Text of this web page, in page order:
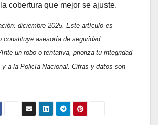
cobertura que mejor se ajuste.
diciembre 2025. Este artículo es
constituye asesoría de seguridad
un robo o tentativa, prioriza tu integridad
y a la Policía Nacional. Cifras y datos son